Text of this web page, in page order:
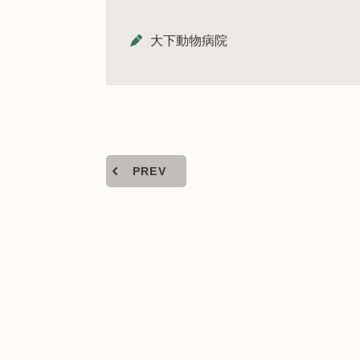
大下動物病院
PREV